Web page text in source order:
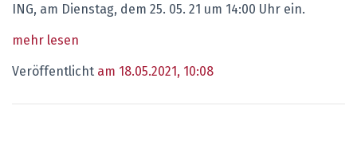
ING, am Dienstag, dem 25. 05. 21 um 14:00 Uhr ein.
mehr lesen
Veröffentlicht am 18.05.2021, 10:08